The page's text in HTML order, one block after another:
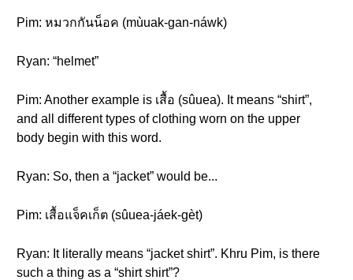
Pim: หมวกกันน็อค (mùuak-gan-náwk)
Ryan: “helmet”
Pim: Another example is เสื้อ (sûuea). It means “shirt”,
and all different types of clothing worn on the upper
body begin with this word.
Ryan: So, then a “jacket” would be...
Pim: เสื้อแจ็คเก็ต (sûuea-jáek-gèt)
Ryan: It literally means “jacket shirt”. Khru Pim, is there
such a thing as a “shirt shirt”?